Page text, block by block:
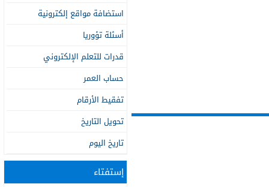
استضافة مواقع إلكترونية
أسئلة تؤوريا
قدرات للتعلم الإلكتروني
حساب العمر
تفقيط الأرقام
تحويل التاريخ
تاريخ اليوم
إستفتاء